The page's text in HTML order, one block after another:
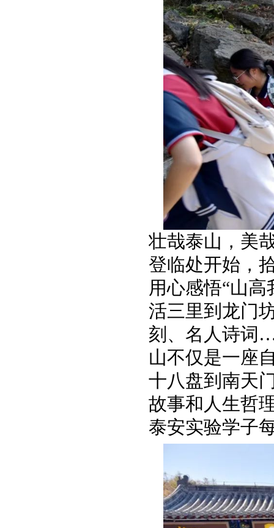
壮哉泰山，美
登临处开始，
用心感悟“山
活三里到龙门
刻、名人诗词
山不仅是一座
十八盘到南天
故事和人生哲
泰安实验学子